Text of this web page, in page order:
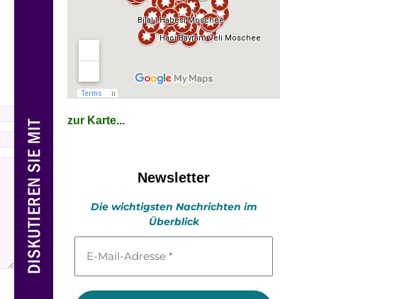
zur Karte...
Newsletter
Die wichtigsten Nachrichten im
Überblick
Mail-
*